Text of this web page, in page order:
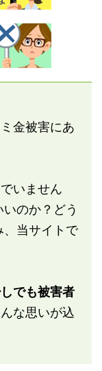
金被害にあ
いません
のか？どう
、当サイトで
しでも被害者
な思いが込